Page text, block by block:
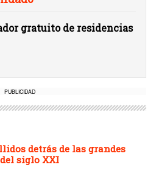
gratuito de residencias
PUBLICIDAD
detrás de las grandes
siglo XXI